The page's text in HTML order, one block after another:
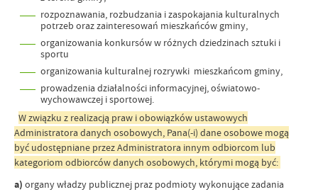
rozpoznawania, rozbudzania i zaspokajania kulturalnych
potrzeb oraz zainteresowań mieszkańców gminy,
organizowania konkursów w różnych dziedzinach sztuki i
sportu
organizowania kulturalnej rozrywki mieszkańcom gminy,
prowadzenia działalności informacyjnej, oświatowo-
wychowawczej i sportowej.
W związku z realizacją praw i obowiązków ustawowych
Administratora danych osobowych, Pana(-i) dane osobowe mogą
być udostępniane przez Administratora innym odbiorcom lub
kategoriom odbiorców danych osobowych, którymi mogą być:
a) organy władzy publicznej praz podmioty wykonujące zadania